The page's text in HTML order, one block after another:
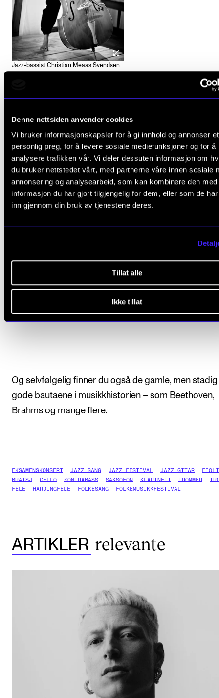
Denne nettsiden anvender cookies
Vi bruker informasjonskapsler for å gi innhold og annonser et
personlig preg, for å levere sosiale mediefunksjoner og for å
analysere trafikken vår. Vi deler dessuten informasjon om
du bruker nettstedet vårt, med partnerne våre innen sosiale
annonsering og analysearbeid, som kan kombinere den med
informasjon du har gjort tilgjengelig for dem, eller som de
inn gjennom din bruk av tjenestene deres.
Tillat alle
Ikke tillat
Jazz-bassist Christian Meaas Svendsen
Og selvfølgelig finner du også de gamle, men stadig
gode bautaene i musikkhistorien – som Beethoven,
Brahms og mange flere.
EKSAMENSKONSERT JAZZ-SANG JAZZ-FESTIVAL JAZZ-GITAR
BRATSJ
CELLO KONTRABASS SAKSOFON KLARINETT TROMMER
FELE
HARDINGFELE FOLKESANG FOLKEMUSIKKFESTIVAL
ARTIKLER relevante